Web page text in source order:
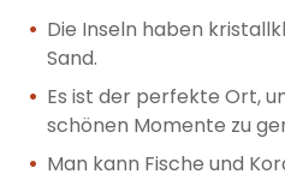
Die Inseln haben
Sand.
Es ist der perfekte Ort,
schönen Momente zu
Man kann Fische und